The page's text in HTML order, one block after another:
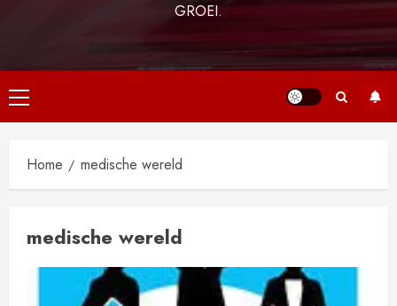
GROEI.
Primair
menu
Home medische wereld
medische wereld